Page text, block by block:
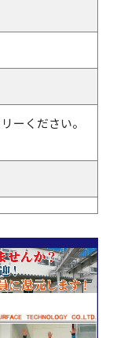
ーください。